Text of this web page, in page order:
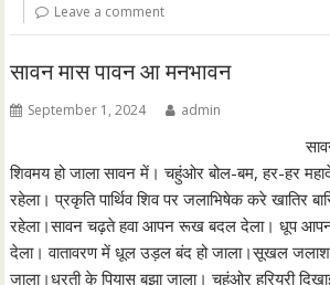
Leave a comment
सावन मास पावन आ मनभावन
September 1, 2024 admin
शिवमय हो जाला सावन में। चहुंओर बोल-बम, हर-हर
रहेला। प्रकृति पार्थिव शिव पर जलाभिषेक करे खातिर
रहेला।सावन चढ़ते हवा आपन रूख बदल देला। धूप
देला। वातावरण में धूल उड़ल बंद हो जाला।सूखल जलाशय
जाला।धरती के पियास बुझा जाला। चहुंओर हरियरी